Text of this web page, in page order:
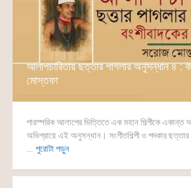
আলাপচারিতায় ছত্তার পাগলার অনুসন্ধান ৪ :
মোস্তফা
পারস্পরিক আলাপের ভিত্তিতে এক মহান শিল্পীকে একান্ত
অভিপ্রায়ে এই অনুসন্ধান। সংগীতশিল্পী ও পদকার
পুরোটা পড়ুন